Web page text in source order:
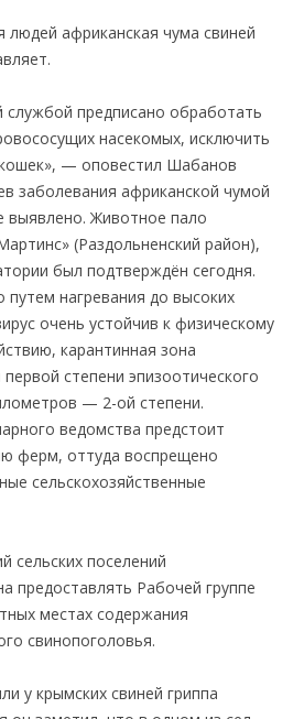
людей африканская чума свиней
службой предписано обработать
насекомых, исключить
— оповестил Шабанов
заболевания африканской чумой
выявлено. Животное пало
(Раздольненский район),
был подтверждён сегодня.
нагревания до высоких
очень устойчив к физическому
карантинная зона
степени эпизоотического
— 2-ой степени.
ведомства предстоит
ферм, оттуда воспрещено
сельскохозяйственные
сельских поселений
предоставлять Рабочей группе
местах содержания
свинопоголовья.
у крымских свиней гриппа